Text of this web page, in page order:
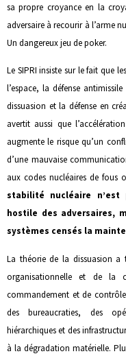
sa propre croyance en la
adversaire à recourir à l’arme
Un dangereux jeu de poker.
Le SIPRI insiste sur le fait que
l’espace, la défense
dissuasion et la défense en
avertit aussi que
augmente le risque qu’un
d’une mauvaise
aux codes nucléaires de fous
stabilité nucléaire
hostile des adversaires,
systèmes censés la
La théorie de la dissuasion a
organisationnelle et de la
commandement et de
des bureaucraties, des
hiérarchiques et des
à la dégradation matérielle.